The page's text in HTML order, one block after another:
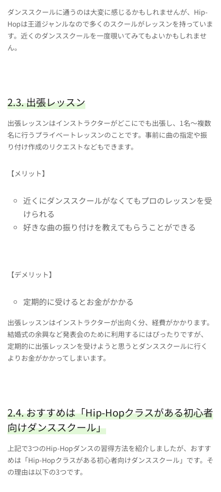
ダンススクールに通うのは大変に感じるかもしれませんが、Hip-
Hopは王道ジャンルなので多くのスクールがレッスンを持っていま
す。近くのダンススクールを一度覗いてみてもよいかもしれませ
ん。
2.3. 出張レッスン
出張レッスンはインストラクターがどこにでも出張し、1名〜複数
名に行うプライベートレッスンのことです。事前に曲の指定や振
り付け作成のリクエストなどもできます。
【メリット】
近くにダンススクールがなくてもプロのレッスンを受
けられる
好きな曲の振り付けを教えてもらうことができる
【デメリット】
定期的に受けるとお金がかかる
出張レッスンはインストラクターが出向く分、経費がかかります。
結婚式の余興など発表会のために利用するにはぴったりですが、
定期的に出張レッスンを受けようと思うとダンススクールに行く
よりお金がかかってしまいます。
2.4. おすすめは「Hip-Hopクラスがある初心者
向けダンススクール」
上記で3つのHip-Hopダンスの習得方法を紹介しましたが、おすす
めは「Hip-Hopクラスがある初心者向けダンススクール」です。そ
の理由は以下の3つです。